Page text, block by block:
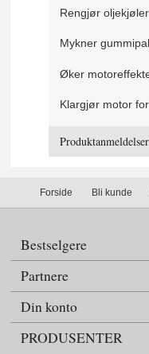
Rengjør oljekjøler
Mykner
Øker
Klargjør motor
Forside Bli kunde
Bestselgere
Partnere
Din konto
PRODUSENTER